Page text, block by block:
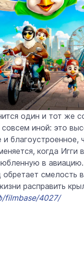
один и тот же
иной: это
благоустроенное,
когда Игги
в авиацию.
смелость
расправить
filmbase/4027/